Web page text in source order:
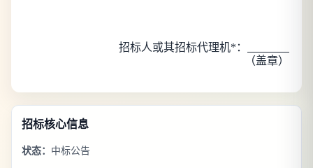
招标人或其招标代理机*：
（盖章）
招标核心信息
状态： 中标公告